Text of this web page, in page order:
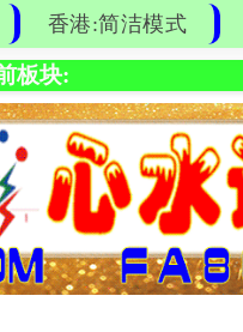
香港:简洁模式
板块: